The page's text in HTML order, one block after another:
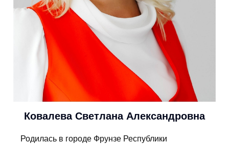
Ковалева Светлана Александровна
Родилась в городе Фрунзе Республики